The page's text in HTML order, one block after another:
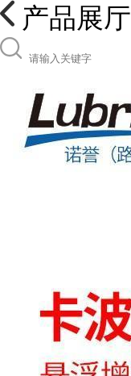
产品展厅